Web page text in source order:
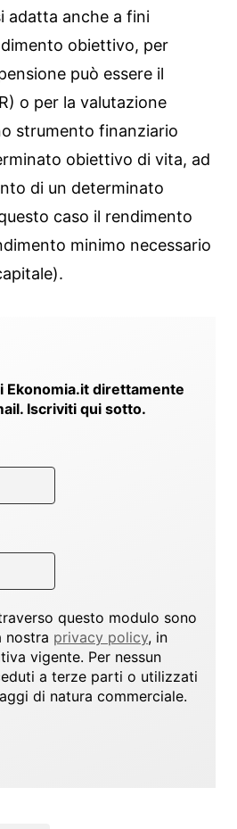
adatta anche a fini
obiettivo, per
può essere il
o per la valutazione
strumento finanziario
obiettivo di vita, ad
di un determinato
caso il rendimento
minimo necessario
Ekonomia.it direttamente
Iscriviti qui sotto.
questo modulo sono
nostra privacy policy, in
vigente. Per nessun
a terze parti o utilizzati
di natura commerciale.